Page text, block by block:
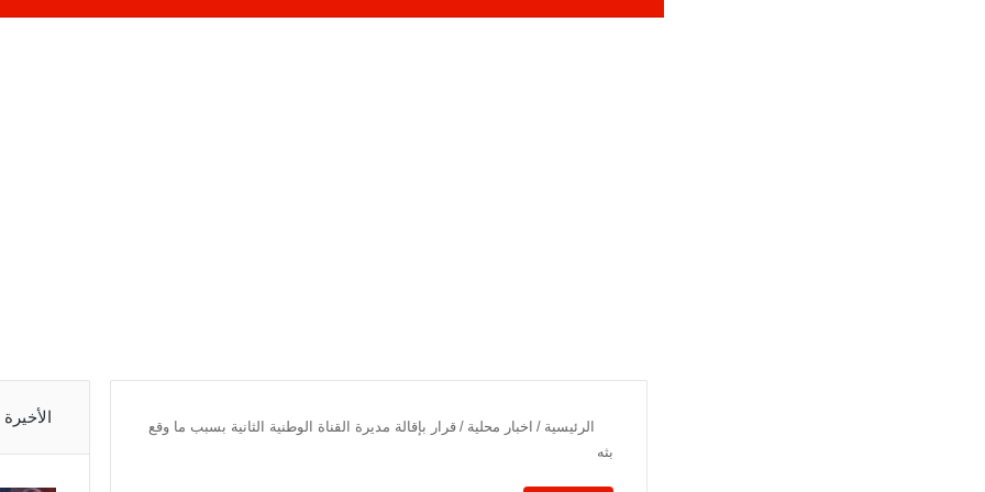
الرئيسية / اخبار محلية / قرار بإقالة مديرة القناة الوطنية الثانية بسبب ما وقع
بثه
الأخيرة